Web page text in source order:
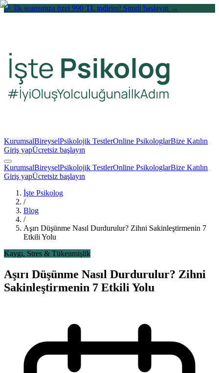
🎉 İlk seansınıza özel 990 TL indirim! Şimdi başlayın →
KurumsalBireyselPsikolojik TestlerOnline PsikologlarBize Katılın
Giriş yapÜcretsiz başlayın
KurumsalBireyselPsikolojik TestlerOnline PsikologlarBize Katılın
Giriş yapÜcretsiz başlayın
İşte Psikolog
/
Blog
/
Aşırı Düşünme Nasıl Durdurulur? Zihni Sakinleştirmenin 7
Etkili Yolu
Kaygı, Stres & Tükenmişlik
Aşırı Düşünme Nasıl Durdurulur? Zihni
Sakinleştirmenin 7 Etkili Yolu